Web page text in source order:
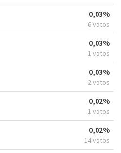
0,03%
6 votos
0,03%
1 votos
0,03%
2 votos
0,02%
1 votos
0,02%
14 votos